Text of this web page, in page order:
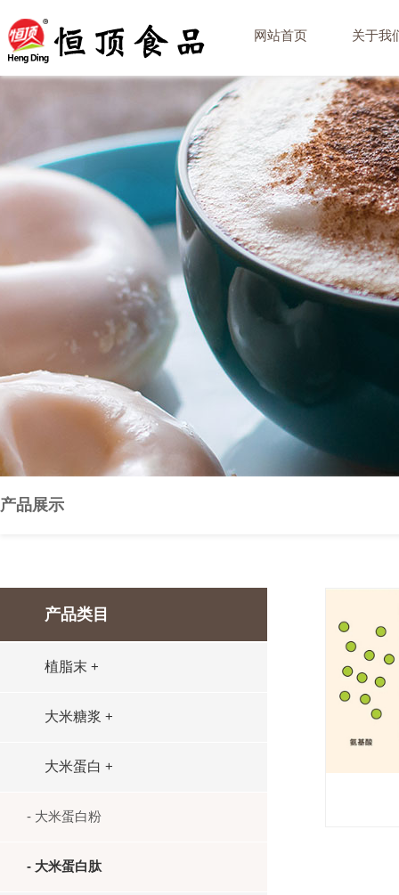
网站首页 关于我
产品展示
产品类目
植脂末 +
大米糖浆 +
大米蛋白 +
- 大米蛋白粉
- 大米蛋白肽